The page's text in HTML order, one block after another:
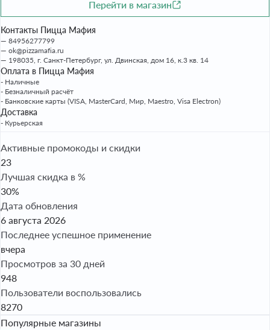
Перейти в магазин
Контакты Пицца Мафия
84956277799
ok@pizzamafia.ru
198035, г. Санкт-Петербург, ул. Двинская, дом 16, к.3 кв. 14
Оплата в Пицца Мафия
- Наличные
- Безналичный расчёт
- Банковские карты (VISA, MasterCard, Мир, Maestro, Visa Electron)
Доставка
- Курьерская
Активные промокоды и скидки
23
Лучшая скидка в %
30%
Дата обновления
6 августа 2026
Последнее успешное применение
вчера
Просмотров за 30 дней
948
Пользователи воспользовались
8270
Популярные магазины